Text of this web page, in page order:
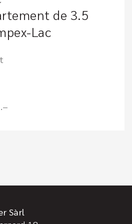
de 3.5
Lac
Sàrl